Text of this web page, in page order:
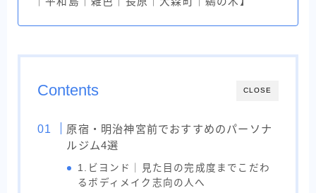
CLOSE
Contents
原宿・明治神宮前でおすすめのパーソナ
ルジム4選
1.ビヨンド｜見た目の完成度までこだわ
るボディメイク志向の人へ